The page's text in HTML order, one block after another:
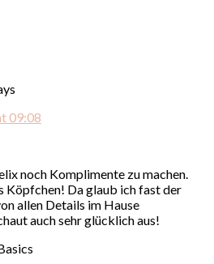
09:08
noch Komplimente zu machen.
Köpfchen! Da glaub ich fast der
allen Details im Hause
auch sehr glücklich aus!